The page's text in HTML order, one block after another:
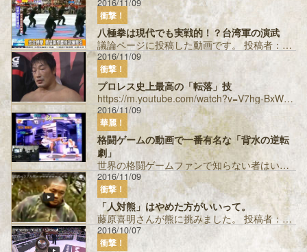
2016/11/09
衝撃！
八極拳は現代でも実戦的！？台湾軍の演武
議論ページに投稿した動画です。 投稿者：ぶらっく ...
2016/11/09
衝撃！
プロレス史上最高の「転落」技
https://m.youtube.com/watch?v=V7hg-BxWUHw 2003年3月1日の三沢光晴対小橋建太の試合です。 31...
2016/11/09
華麗！
格闘ゲームの動画で一番有名な「背水の逆転
劇」
世界の格闘ゲームファンで知らない者はいないくらい有名な梅原大吾さんのプレイ動画です。 一つでも技が当たったら負けるという状況で、全部ガードし...
2016/11/09
衝撃！
「人対熊」はやめた方がいいって。
藤原喜明さんが熊に挑みました。 投稿者：Ｗミノル ...
2016/10/07
衝撃！